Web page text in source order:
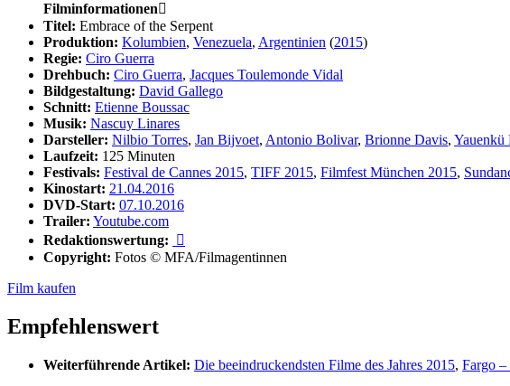
Filminformationen
Titel: Embrace of the Serpent
Produktion: Kolumbien, Venezuela, Argentinien (2015)
Regie: Ciro Guerra
Drehbuch: Ciro Guerra, Jacques Toulemonde Vidal
Bildgestaltung: David Gallego
Schnitt: Etienne Boussac
Musik: Nascuy Linares
Darsteller: Nilbio Torres, Jan Bijvoet, Antonio Bolivar, Brionne Davis, Yauenkü
Laufzeit: 125 Minuten
Festivals: Festival de Cannes 2015, TIFF 2015, Filmfest München 2015,
Kinostart: 21.04.2016
DVD-Start: 07.10.2016
Trailer: Youtube.com
Redaktionswertung:

Copyright: Fotos © MFA/Filmagentinnen
Film kaufen
Empfehlenswert
Weiterführende Artikel: Die beeindruckendsten Filme des Jahres 2015, Fargo –